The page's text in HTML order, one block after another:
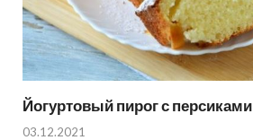
Йогуртовый пирог с персиками
03.12.2021